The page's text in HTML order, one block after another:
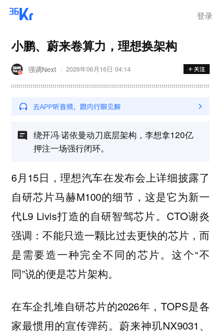
登录
小鹏、蔚来卷算力，理想换架构
强调Next 2026年06月16日 04:14
绕开冯·诺依曼动刀底层架构，李想拿120亿
押注一场强行闭环。
6月15日，理想汽车在发布会上详细披露了
自研芯片马赫M100的细节，这是它为新一
代L9 Livis打造的自研智驾芯片。CTO谢炎
强调：不能只造一颗比过去更快的芯片，而
是需要造一种完全不同的芯片。这个“不
同”说的便是芯片架构。
在车企扎堆自研芯片的2026年，TOPS是各
家最惯用的宣传弹药。蔚来神玑NX9031、